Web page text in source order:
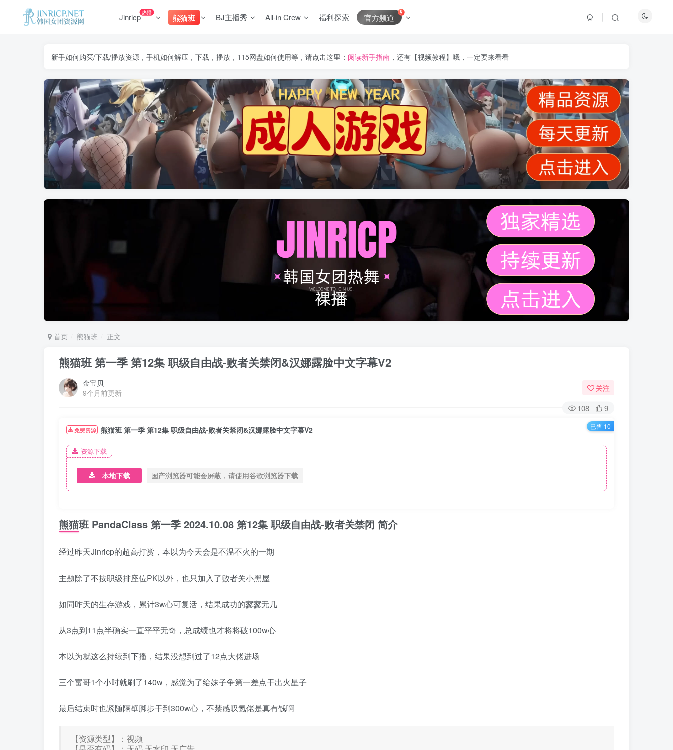
Jinricp热播
熊猫班 BJ主播秀 All-in Crew 福利探索 官方频道
新手如何购买/下载/播放资源，手机如何解压，下载，播放，115网盘如何使用等，请点击这里： 阅读新手指南 ，还有【视频教程】哦，一定要来看看
首页 熊猫班 正文
熊猫班 第一季 第12集 职级自由战-败者关禁闭&汉娜露脸中文字幕V2
金宝贝
9个月前更新
关注
108 9
已售 10
免费资源 熊猫班 第一季 第12集 职级自由战-败者关禁闭&汉娜露脸中文字幕V2
资源下载
本地下载 国产浏览器可能会屏蔽，请使用谷歌浏览器下载
熊猫班 PandaClass 第一季 2024.10.08 第12集 职级自由战-败者关禁闭 简介
经过昨天Jinricp的超高打赏，本以为今天会是不温不火的一期
主题除了不按职级排座位PK以外，也只加入了败者关小黑屋
如同昨天的生存游戏，累计3w心可复活，结果成功的寥寥无几
从3点到11点半确实一直平平无奇，总成绩也才将将破100w心
本以为就这么持续到下播，结果没想到过了12点大佬进场
三个富哥1个小时就刷了140w，感觉为了给妹子争第一差点干出火星子
最后结束时也紧随隔壁脚步干到300w心，不禁感叹氪佬是真有钱啊
【资源类型】：视频